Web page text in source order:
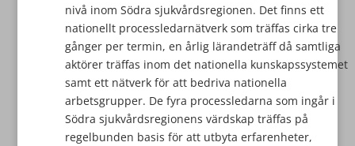
nivå inom Södra sjukvårdsregionen. Det finns ett
nationellt processledarnätverk som träffas cirka tre
gånger per termin, en årlig lärandeträff då samtliga
aktörer träffas inom det nationella kunskapssystemet
samt ett nätverk för att bedriva nationella
arbetsgrupper. De fyra processledarna som ingår i
Södra sjukvårdsregionens värdskap träffas på
regelbunden basis för att utbyta erfarenheter,